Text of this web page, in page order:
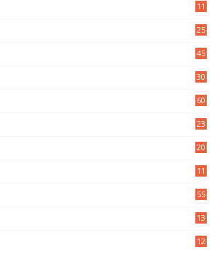
11
25
45
30
60
23
20
11
55
13
12